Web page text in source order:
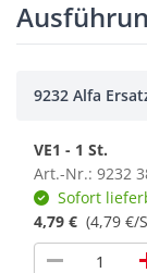
9232 Alfa
VE1 - 1 St.
Art.-Nr.: 9232
Sofort
4,79 € (4,79 €/
remove